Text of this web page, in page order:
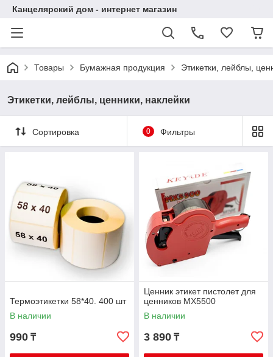
Канцелярский дом - интернет магазин
Товары Бумажная продукция Этикетки, лейблы,
Этикетки, лейблы, ценники, наклейки
Сортировка 0 Фильтры
Термоэтикетки 58*40. 400 шт
В наличии
990 ₸
Ценник этикет пистолет для
ценников MX5500
В наличии
3 890 ₸